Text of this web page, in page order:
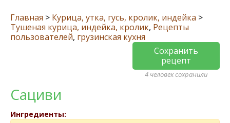
Главная > Курица, утка, гусь, кролик, индейка >
Тушеная курица, индейка, кролик, Рецепты
пользователей, грузинская кухня
Сохранить
рецепт
4 человек сохранили
Сациви
Ингредиенты: